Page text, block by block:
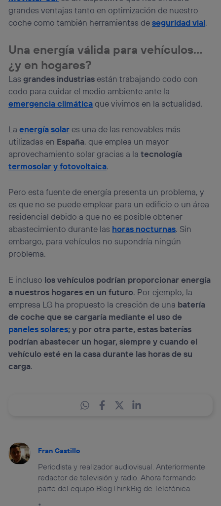
grandes ventajas tanto en optimización de nuestro
coche como también herramientas deseguridad vial.
Una energía válida para vehículos…
¿y en hogares?
Lasgrandes industriasestán trabajando codo con
codo para cuidar el medio ambiente ante la
emergencia climáticaque vivimos en la actualidad.
Laenergía solares una de las renovables más
utilizadas en España, que emplea un mayor
aprovechamiento solar gracias a latecnología
termosolar y fotovoltaica.
Pero esta fuente de energía presenta un problema, y
es que no se puede emplear para un edificio o un área
residencial debido a que no es posible obtener
abastecimiento durante las horas nocturnas. Sin
embargo, para vehículos no supondría ningún
problema.
E incluso los vehículos podrían proporcionar energía
a nuestros hogares en un futuro. Por ejemplo, la
empresa LG ha propuesto la creación de una batería
de coche que se cargaría mediante el uso de
paneles solares; y por otra parte, estas baterías
podrían abastecer un hogar, siempre y cuando el
vehículo esté en la casa durante las horas de su
carga.
Fran Castillo
Periodista y realizador audiovisual. Anteriormente
redactor de televisión y radio. Ahora formando
parte del equipo BlogThinkBig de Telefónica.